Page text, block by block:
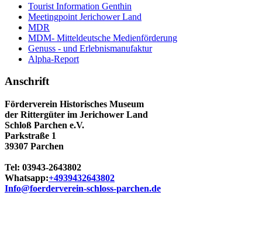
Tourist Information Genthin
Meetingpoint Jerichower Land
MDR
MDM- Mitteldeutsche Medienförderung
Genuss - und Erlebnismanufaktur
Alpha-Report
Anschrift
Förderverein Historisches Museum
der Rittergüter im Jerichower Land
Schloß Parchen e.V.
Parkstraße 1
39307 Parchen
Tel: 03943-2643802
Whatsapp:+4939432643802
Info@foerderverein-schloss-parchen.de